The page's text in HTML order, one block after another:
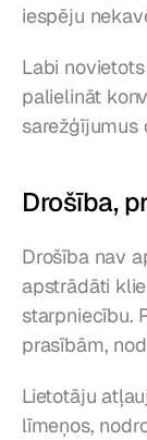
iespēju
Labi
palielināt
sarežģījumus
Drošība,
Drošība nav
apstrādāti
starpniecību.
prasībām,
Lietotāju
līmeņos,